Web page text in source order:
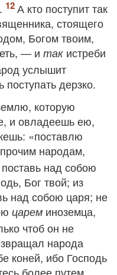
А кто поступит так
стоящего
Богом твоим,
— и так истреби
услышит
поступать дерзко.
которую
и овладеешь ею,
«поставлю
народам,
над собою
Бог твой; из
над собою царя; не
царем иноземца,
чтоб он не
народа
коней, ибо Господь